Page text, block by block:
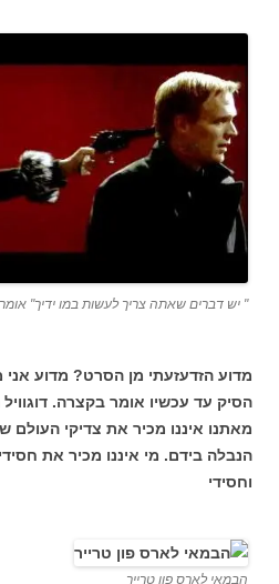
" יש דברים שאתה צריך לעשות במו ידיך"
מדוע הזדעזעתי מן הסרט? מדוע
הסיק עד עכשיו אומר בקצרה.
מאתנו איננו מכיר את צדיקי העולם
הנבלה בידם. מי איננו מכיר את
וחסידי
הבמאי לארס פון טרייר